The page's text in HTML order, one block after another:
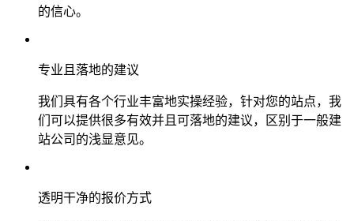
的信心。
专业且落地的建议
我们具有各个行业丰富地实操经验，针对您的站点，我
们可以提供很多有效并且可落地的建议，区别于一般建
站公司的浅显意见。
透明干净的报价方式